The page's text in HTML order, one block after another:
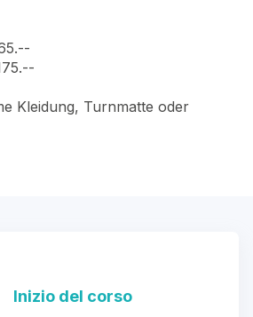
Kleidung, Turnmatte oder
Inizio del corso